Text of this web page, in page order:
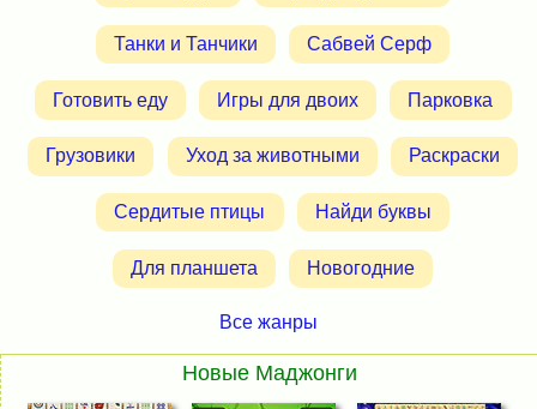
Танки и Танчики Сабвей Серф
Готовить еду Игры для двоих Парковка
Грузовики Уход за животными Раскраски
Сердитые птицы Найди буквы
Для планшета Новогодние
Все жанры
Новые Маджонги